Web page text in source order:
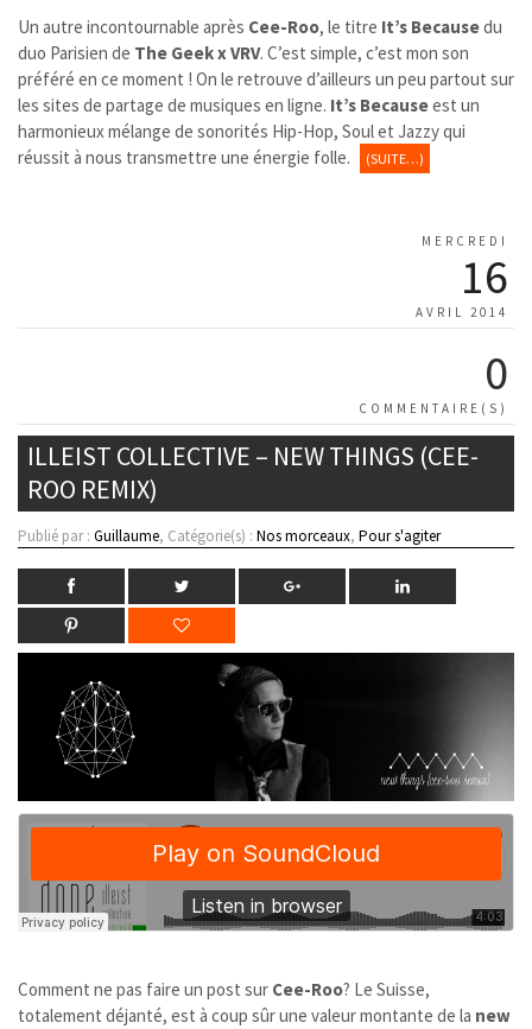
Un autre incontournable après Cee-Roo, le titre It’s Becausedu
duo Parisien de The Geek x VRV. C’est simple, c’est mon son
préféré en ce moment ! On le retrouve d’ailleurs un peu partout sur
les sites de partage de musiques en ligne. It’s Becauseest un
harmonieux mélange de sonorités Hip-Hop, Soul et Jazzy qui
réussit à nous transmettre une énergie folle.
(SUITE…)
MERCREDI
16
AVRIL 2014
0
COMMENTAIRE(S)
ILLEIST COLLECTIVE – NEW THINGS (CEE-
ROO REMIX)
Publié par : Guillaume, Catégorie(s) : Nos morceaux, Pour s'agiter
Comment ne pas faire un post sur Cee-Roo? Le Suisse,
totalement déjanté, est à coup sûr une valeur montante de la new